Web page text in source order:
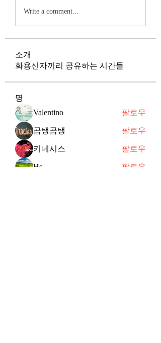
Write a comment...
소개
화용신자끼리 공유하는 시간들
명
Valentino 팔로우
곰탱곰탱 팔로우
키네시스 팔로우
Hs 팔로우